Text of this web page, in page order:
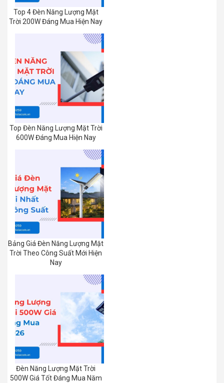
Top 4 Đèn Năng Lượng Mặt
Trời 200W Đáng Mua Hiện Nay
Top Đèn Năng Lượng Mặt Trời
600W Đáng Mua Hiện Nay
Bảng Giá Đèn Năng Lượng Mặt
Trời Theo Công Suất Mới Hiện
Nay
Đèn Năng Lượng Mặt Trời
500W Giá Tốt Đáng Mua Năm